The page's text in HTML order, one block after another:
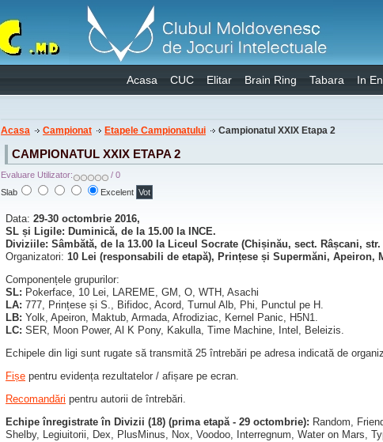
Acasa CUC Elitar Brain Ring Tabara In
Acasa Campionat Etapele Campionatului Campionatul XXIX Etapa 2
CAMPIONATUL XXIX ETAPA 2
Evaluare Utilizator:
/ 0
Slab
Excelent
Data: 29-30 octombrie 2016,
SL și Ligile: Duminică, de la 15.00 la INCE.
Diviziile: Sâmbătă, de la 13.00 la Liceul Socrate (Chișinău, sect. Râșcani, str.
Organizatori: 10 Lei (responsabili de etapă), Prințese și Supermăni, Apeiron,
Componențele grupurilor:
SL: Pokerface, 10 Lei, LAREME, GM, O, WTH, Asachi
LA: 777, Prințese și S., Bifidoc, Acord, Turnul Alb, Phi, Punctul pe H.
LB: Yolk, Apeiron, Maktub, Armada, Afrodiziac, Kernel Panic, H5N1.
LC: SER, Moon Power, Al K Pony, Kakulla, Time Machine, Intel, Beleizis.
Echipele din ligi sunt rugate să transmită 25 întrebări pe adresa indicată de
Fișe pentru evidența rezultatelor / afișare pe ecran.
Recomandări pentru autorii de întrebări.
Echipe înregistrate în Divizii (18) (prima etapă - 29 octombrie): Random,
Shelby, Legiuitorii, Dex, PlusMinus, Nox, Voodoo, Interregnum, Water on Mars,